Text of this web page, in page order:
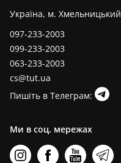
Україна, м. Хмельницький
097-233-2003
099-233-2003
063-233-2003
cs@tut.ua
Пишіть в Телеграм:
Ми в соц. мережах